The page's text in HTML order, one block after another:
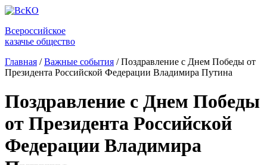
Всероссийское
казачье общество
Главная / Важные события / Поздравление с Днем Победы от
Президента Российской Федерации Владимира Путина
Поздравление с Днем Победы
от Президента Российской
Федерации Владимира